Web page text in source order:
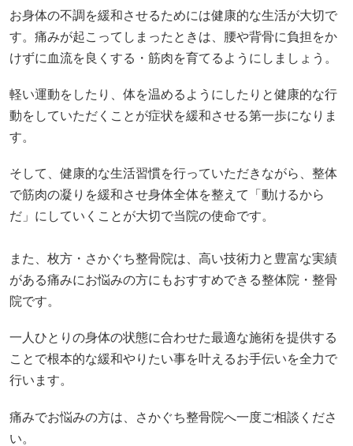
お身体の不調を緩和させるためには健康的な生活が大切で
す。痛みが起こってしまったときは、腰や背骨に負担をか
けずに血流を良くする・筋肉を育てるようにしましょう。
軽い運動をしたり、体を温めるようにしたりと健康的な行
動をしていただくことが症状を緩和させる第一歩になりま
す。
そして、健康的な生活習慣を行っていただきながら、整体
で筋肉の凝りを緩和させ身体全体を整えて「動けるから
だ」にしていくことが大切で当院の使命です。
また、枚方・さかぐち整骨院は、高い技術力と豊富な実績
がある痛みにお悩みの方にもおすすめできる整体院・整骨
院です。
一人ひとりの身体の状態に合わせた最適な施術を提供する
ことで根本的な緩和やりたい事を叶えるお手伝いを全力で
行います。
痛みでお悩みの方は、さかぐち整骨院へ一度ご相談くださ
い。